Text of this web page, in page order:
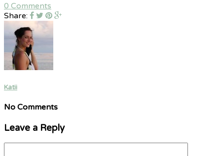
0 Comments
Share:
Katii
No Comments
Leave a Reply